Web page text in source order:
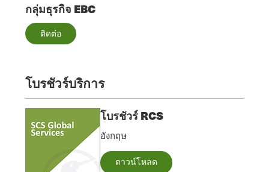
กลุ่มธุรกิจ EBC
ติดต่อ
โบรชัวร์บริการ
โบรชัวร์ RCS
อังกฤษ
ดาวน์โหลด